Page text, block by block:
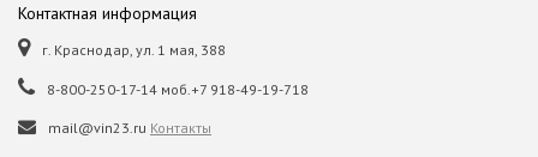
Контактная информация
г. Краснодар, ул. 1 мая, 388
8-800-250-17-14 моб.+7 918-49-19-718
mail@vin23.ru Контакты